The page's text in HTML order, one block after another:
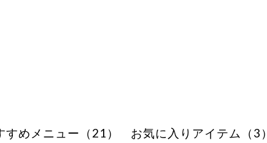
すめメニュー（21）
お気に入りアイテム（3）